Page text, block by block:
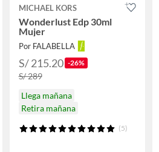
MICHAEL KORS
Wonderlust Edp 30ml
Mujer
Por FALABELLA
S/ 215.20 -26%
S/ 289
Llega mañana
Retira mañana
(5)